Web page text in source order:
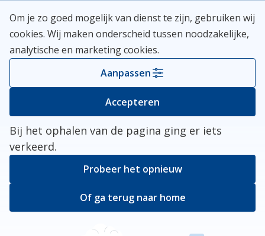
naar
inhoud
Meerlanden Logo
Open
Kies je gemeente
Er ging iets mis
Bij het ophalen van de pagina ging er iets
verkeerd.
Probeer het opnieuw
Of ga terug naar home
Om je zo goed mogelijk van dienst te zijn, gebruiken wij
cookies. Wij maken onderscheid tussen noodzakelijke,
analytische en marketing cookies.
Aanpassen
Accepteren